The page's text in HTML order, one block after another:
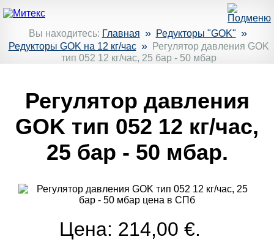
Вы находитесь: Главная » Редукторы "GOK" »
Редукторы GOK на 12 кг/час »
Регулятор давления GOK
тип 052 12 кг/час, 25 бар - 50 мбар
Регулятор давления
GOK тип 052 12 кг/час,
25 бар - 50 мбар.
Цена: 214,00 €.